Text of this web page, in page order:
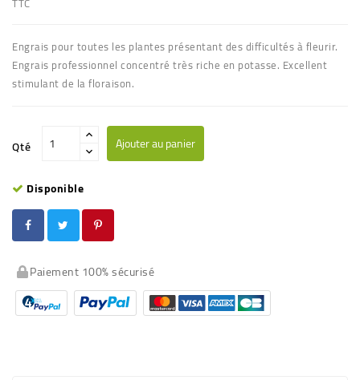
Engrais pour toutes les plantes présentant des difficultés à fleurir.
Engrais professionnel concentré très riche en potasse. Excellent
stimulant de la floraison.
Qté Ajouter au panier
Disponible
Paiement 100% sécurisé